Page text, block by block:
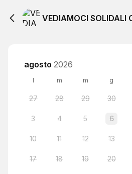
VEDIAMOCI SOLIDALI
agosto 2026
l m m g
27 28 29 30
3 4 5 6
10 11 12 13
17 18 19 20